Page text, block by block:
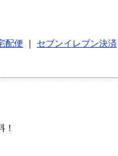
配便
セブンイレブン決済
！